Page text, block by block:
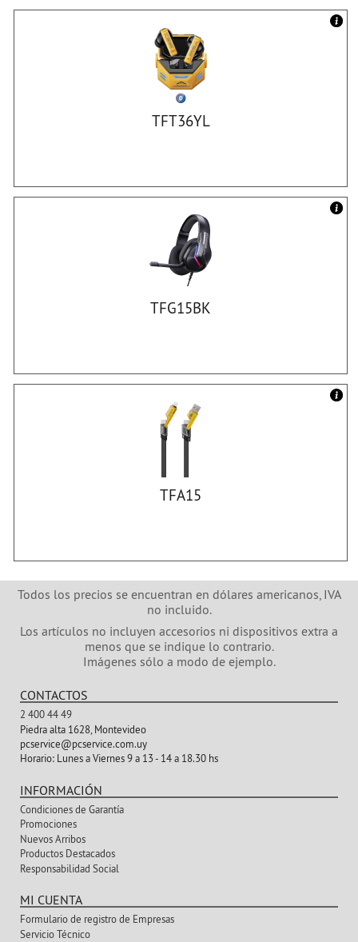
TFT36YL
TFG15BK
TFA15
Todos los precios se encuentran en dólares americanos, IVA
no incluido.
Los artículos no incluyen accesorios ni dispositivos extra a
menos que se indique lo contrario.
Imágenes sólo a modo de ejemplo.
CONTACTOS
2 400 44 49
Piedra alta 1628, Montevideo
pcservice@pcservice.com.uy
Horario:Lunes a Viernes 9 a 13 - 14 a 18.30 hs
INFORMACIÓN
Condiciones de Garantía
Promociones
Nuevos Arribos
Productos Destacados
Responsabilidad Social
MI CUENTA
Formulario de registro de Empresas
Servicio Técnico